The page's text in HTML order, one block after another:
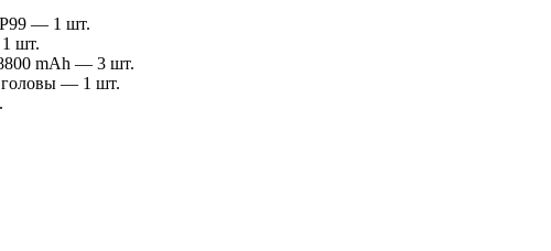
— 1 шт.
шт.
mAh — 3 шт.
головы — 1 шт.